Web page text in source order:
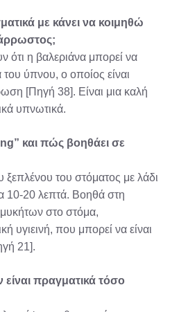
με κάνει να κοιμηθώ
ότι η βαλεριάνα μπορεί να
του ύπνου, ο οποίος είναι
[Πηγή 38]. Είναι μια καλή
υπνωτικά.
και πώς βοηθάει σε
ξεπλένου του στόματος με λάδι
10-20 λεπτά. Βοηθά στη
στο στόμα,
υγιεινή, που μπορεί να είναι
21].
πραγματικά τόσο